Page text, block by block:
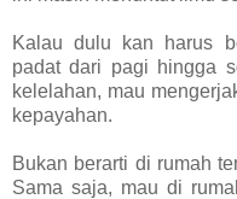
Kalau dulu kan harus
padat dari pagi hingga
kelelahan, mau
kepayahan.
Bukan berarti di rumah
Sama saja, mau di